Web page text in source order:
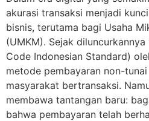
akurasi transaksi menjadi
bisnis, terutama bagi Usaha
(UMKM). Sejak diluncurkannya
Code Indonesian Standard)
metode pembayaran non-
masyarakat bertransaksi.
membawa tantangan baru:
bahwa pembayaran telah